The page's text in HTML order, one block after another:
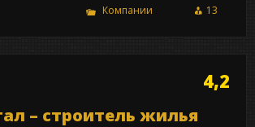
Компании 13
4,2
– строитель жилья